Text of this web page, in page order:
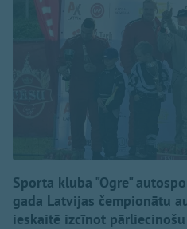
Sporta kluba "Ogre"
gada Latvijas čempionātu
ieskaitē izcīnot